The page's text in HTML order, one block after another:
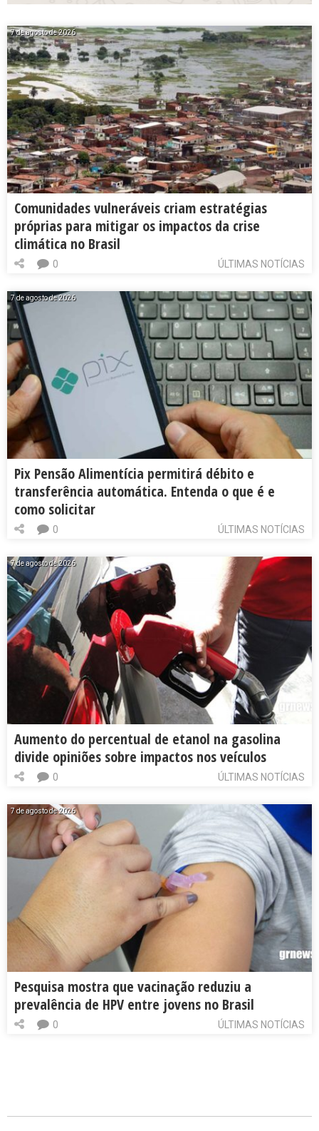
7 de agosto de 2026
Comunidades vulneráveis criam estratégias
próprias para mitigar os impactos da crise
climática no Brasil
ÚLTIMAS NOTÍCIAS
0
7 de agosto de 2026
Pix Pensão Alimentícia permitirá débito e
transferência automática. Entenda o que é e
como solicitar
ÚLTIMAS NOTÍCIAS
0
7 de agosto de 2026
Aumento do percentual de etanol na gasolina
divide opiniões sobre impactos nos veículos
ÚLTIMAS NOTÍCIAS
0
7 de agosto de 2026
Pesquisa mostra que vacinação reduziu a
prevalência de HPV entre jovens no Brasil
ÚLTIMAS NOTÍCIAS
0